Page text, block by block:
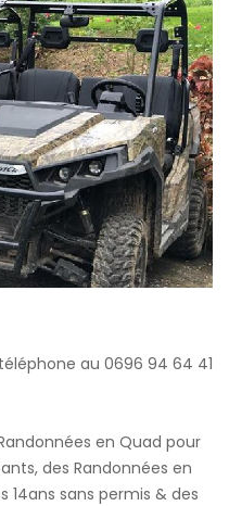
au 0696 94 64 41
en Quad pour
des Randonnées en
sans permis & des